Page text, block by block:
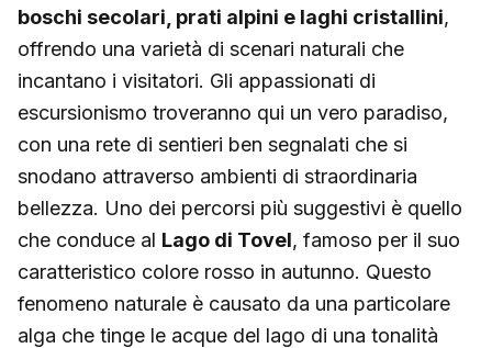
boschi secolari, prati alpini e laghi cristallini,
offrendo una varietà di scenari naturali che
incantano i visitatori. Gli appassionati di
escursionismo troveranno qui un vero paradiso,
con una rete di sentieri ben segnalati che si
snodano attraverso ambienti di straordinaria
bellezza. Uno dei percorsi più suggestivi è quello
che conduce al Lago di Tovel, famoso per il suo
caratteristico colore rosso in autunno. Questo
fenomeno naturale è causato da una particolare
alga che tinge le acque del lago di una tonalità